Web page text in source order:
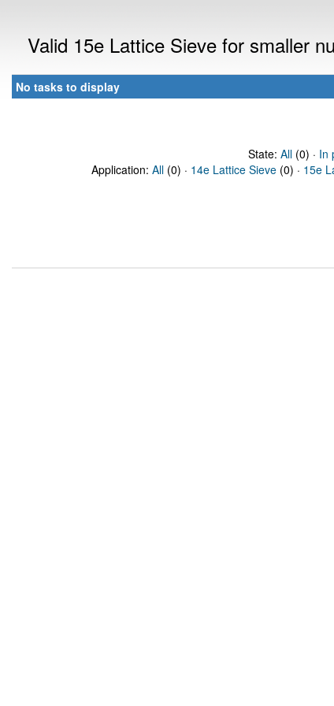
Valid 15e Lattice Sieve for smaller
No tasks to display
State: All(0) · In
Application: All (0) · 14e Lattice Sieve (0) · 15e